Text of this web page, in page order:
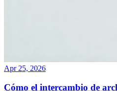
Apr 25, 2026
Cómo el intercambio de